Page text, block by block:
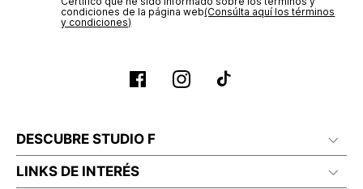
condiciones de la página web‎(Consúlta aquí los términos
y condiciones)
DESCUBRE STUDIO F
LINKS DE INTERÉS